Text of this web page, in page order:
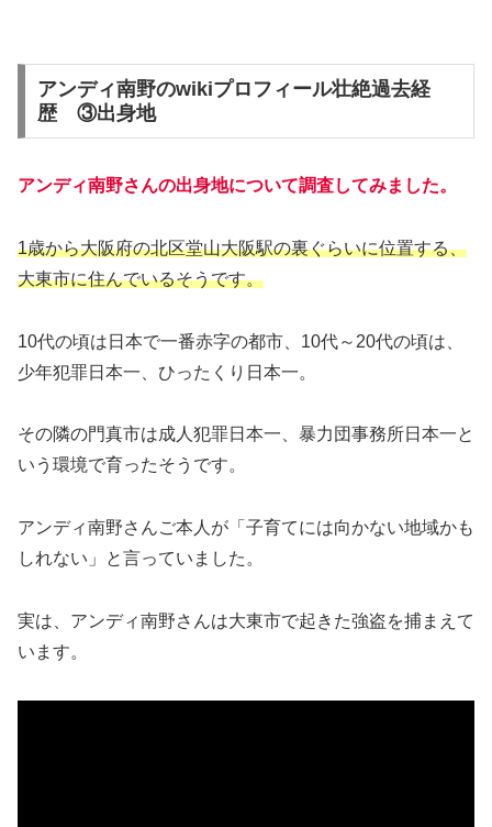
アンディ南野のwikiプロフィール壮絶過去経
歴 ③出身地
アンディ南野さんの出身地について調査してみました。
1歳から大阪府の北区堂山大阪駅の裏ぐらいに位置する、
大東市に住んでいるそうです。
10代の頃は日本で一番赤字の都市、10代～20代の頃は、
少年犯罪日本一、ひったくり日本一。
その隣の門真市は成人犯罪日本一、暴力団事務所日本一と
いう環境で育ったそうです。
アンディ南野さんご本人が「子育てには向かない地域かも
しれない」と言っていました。
実は、アンディ南野さんは大東市で起きた強盗を捕まえて
います。